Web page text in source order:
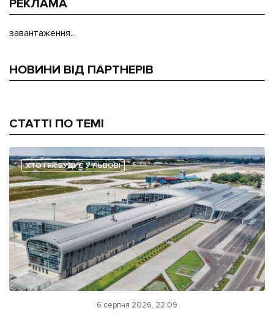
РЕКЛАМА
завантаження...
НОВИНИ ВІД ПАРТНЕРІВ
СТАТТІ ПО ТЕМІ
ХТО І ЯК БУДУЄ У ЛЬВОВІ
6 серпня 2026, 22:09